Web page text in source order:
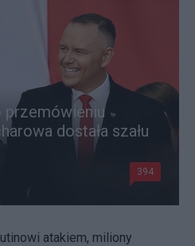
przemówieniu
dostała szału
394
atakiem, miliony